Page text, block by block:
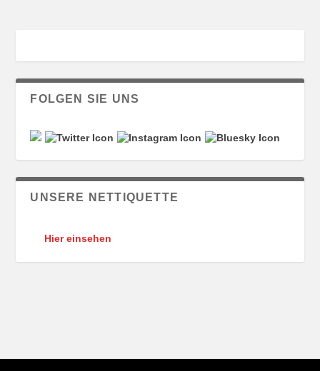
FOLGEN SIE UNS
UNSERE NETTIQUETTE
Hier einsehen